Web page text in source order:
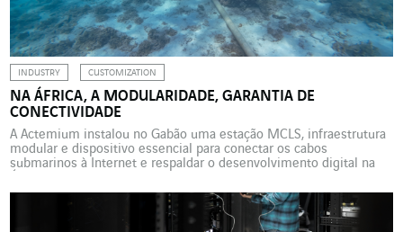
INDUSTRY CUSTOMIZATION
NA ÁFRICA, A MODULARIDADE, GARANTIA DE
CONECTIVIDADE
A Actemium instalou no Gabão uma estação MCLS, infraestrutura
modular e dispositivo essencial para conectar os cabos
submarinos à Internet e respaldar o desenvolvimento digital na
instalação de uma nova estação modular de aterramento de cabos
(Modular Cable Landing Station, MCLS) perto do ponto […]